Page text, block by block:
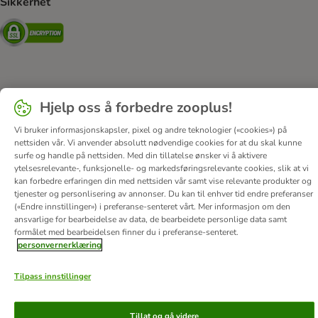
Security
Om oss
DSA
Vilkår & betingelser Personvern
Angre avtalen her
Kontakt
Frakt & levering
Betalingsmetoder
Tilgjengelighetserklæring
© zooplus SE 2026
Hjelp oss å forbedre zooplus!
Vi bruker informasjonskapsler, pixel og andre teknologier («cookies») på
nettsiden vår. Vi anvender absolutt nødvendige cookies for at du skal kunne
surfe og handle på nettsiden. Med din tillatelse ønsker vi å aktivere
ytelsesrelevante-, funksjonelle- og markedsføringsrelevante cookies, slik at vi
kan forbedre erfaringen din med nettsiden vår samt vise relevante produkter og
tjenester og personlisering av annonser. Du kan til enhver tid endre preferanser
(«Endre innstillinger») i preferanse-senteret vårt. Mer informasjon om den
ansvarlige for bearbeidelse av data, de bearbeidete personlige data samt
formålet med bearbeidelsen finner du i preferanse-senteret.
personvernerklæring
Tilpass innstillinger